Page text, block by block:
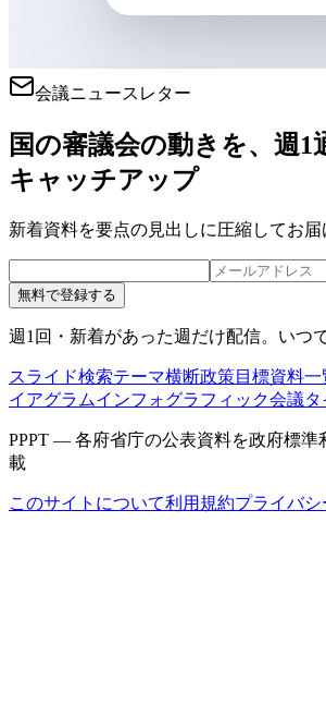
会議ニュースレター
国の審議会の動きを、週1
キャッチアップ
新着資料を要点の見出しに圧縮してお届
無料で登録する
週1回・新着があった週だけ配信。いつ
スライド検索テーマ横断政策目標資料一
イアグラムインフォグラフィック会議タ
PPPT — 各府省庁の公表資料を政府標準
載
このサイトについて利用規約プライバ